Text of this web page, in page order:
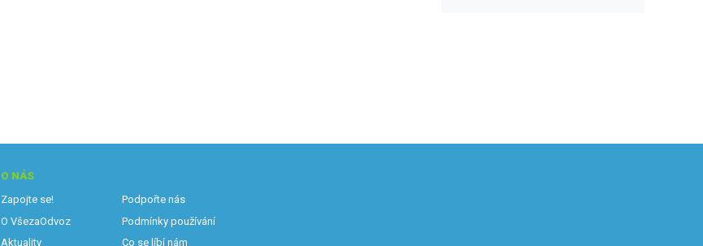
O NÁS
Zapojte se!
O VšezaOdvoz
Aktuality
Podpořte nás
Podmínky používání
Co se líbí nám